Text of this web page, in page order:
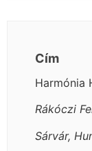
Cím
Harmónia
Rákóczi
Sárvár,